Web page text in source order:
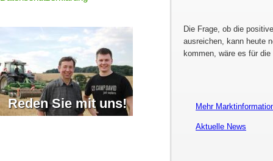
Reden Sie mit uns!
Die Frage, ob die
ausreichen, kann heute
kommen, wäre es für
Mehr
Aktuelle News